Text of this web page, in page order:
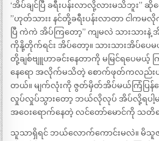
‘အိပ်ချင်ပြီ ခရီးပန်းလာလို့လားမသိဘူး
”ဟုတ်သားး နင်တို့ခရီးပန်းလာတာ ငါကမ
ပြီ ကဲကဲ အိပ်ကြတော့” ကျမလဲ သားသားနဲ့ အိ
ကိုနို့တိုက်ရင်း အိပ်တော့။ သားသားအိပ်ပေမ
တို့ချစ်ဗျူဟာခင်းနေတာကို မမြင်ရပေမယ့်
နေရော အလိုက်မသိတဲ့ စောက်ဖုတ်ကလည်းယ
တယ်။ မျက်လုံးကို ဇွတ်မှိတ်အိပ်မယ်ကြံပြန်တ
လှုပ်လှုပ်သွားတော့ ဘယ်လိုလုပ် အိပ်လို့ရပါ့
အဝေးရောက်နေတဲ့ လင်တော်မောင်ကို သ
သူသာရှိရင် ဘယ်လောက်ကောင်းမလဲ။ မိသူဇာ